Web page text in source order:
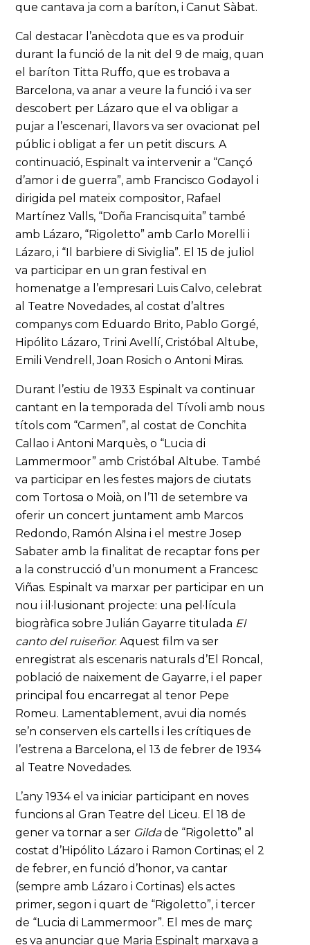
que cantava ja com a baríton, i Canut Sàbat.
Cal destacar l’anècdota que es va produir
durant la funció de la nit del 9 de maig, quan
el baríton Titta Ruffo, que es trobava a
Barcelona, va anar a veure la funció i va ser
descobert per Lázaro que el va obligar a
pujar a l’escenari, llavors va ser ovacionat pel
públic i obligat a fer un petit discurs. A
continuació, Espinalt va intervenir a “Cançó
d’amor i de guerra”, amb Francisco Godayol i
dirigida pel mateix compositor, Rafael
Martínez Valls, “Doña Francisquita” també
amb Lázaro, “Rigoletto” amb Carlo Morelli i
Lázaro, i “Il barbiere di Siviglia”. El 15 de juliol
va participar en un gran festival en
homenatge a l’empresari Luis Calvo, celebrat
al Teatre Novedades, al costat d’altres
companys com Eduardo Brito, Pablo Gorgé,
Hipólito Lázaro, Trini Avellí, Cristóbal Altube,
Emili Vendrell, Joan Rosich o Antoni Miras.
Durant l’estiu de 1933 Espinalt va continuar
cantant en la temporada del Tívoli amb nous
títols com “Carmen”, al costat de Conchita
Callao i Antoni Marquès, o “Lucia di
Lammermoor” amb Cristóbal Altube. També
va participar en les festes majors de ciutats
com Tortosa o Moià, on l’11 de setembre va
oferir un concert juntament amb Marcos
Redondo, Ramón Alsina i el mestre Josep
Sabater amb la finalitat de recaptar fons per
a la construcció d’un monument a Francesc
Viñas. Espinalt va marxar per participar en un
nou i il·lusionant projecte: una pel·lícula
biogràfica sobre Julián Gayarre titulada El
canto del ruiseñor. Aquest film va ser
enregistrat als escenaris naturals d’El Roncal,
població de naixement de Gayarre, i el paper
principal fou encarregat al tenor Pepe
Romeu. Lamentablement, avui dia només
se’n conserven els cartells i les crítiques de
l’estrena a Barcelona, el 13 de febrer de 1934
al Teatre Novedades.
L’any 1934 el va iniciar participant en noves
funcions al Gran Teatre del Liceu. El 18 de
gener va tornar a ser Gildade “Rigoletto” al
costat d’Hipólito Lázaro i Ramon Cortinas; el 2
de febrer, en funció d’honor, va cantar
(sempre amb Lázaro i Cortinas) els actes
primer, segon i quart de “Rigoletto”, i tercer
de “Lucia di Lammermoor”. El mes de març
es va anunciar que Maria Espinalt marxava a